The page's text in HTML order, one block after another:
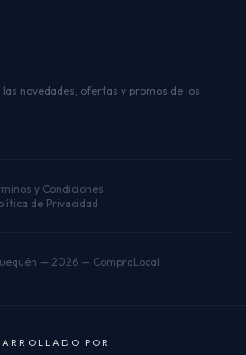
novedades, ofertas y promos de los
y Condiciones
de Privacidad
— 2026 — CompraLocal
A R R O L L A D O P O R